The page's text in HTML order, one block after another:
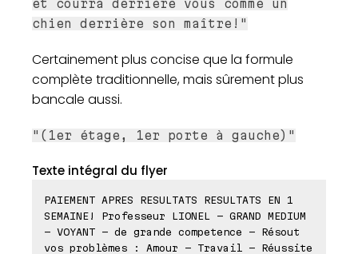
et courra derrière vous comme un
chien derrière son maître!"
Certainement plus concise que la formule
complète traditionnelle, mais sûrement plus
bancale aussi.
"(1er étage, 1er porte à gauche)"
Texte intégral du flyer
PAIEMENT APRES RESULTATS RESULTATS EN 1
SEMAINE! Professeur LIONEL - GRAND MEDIUM
- VOYANT - de grande competence - Résout
vos problèmes : Amour - Travail - Réussite